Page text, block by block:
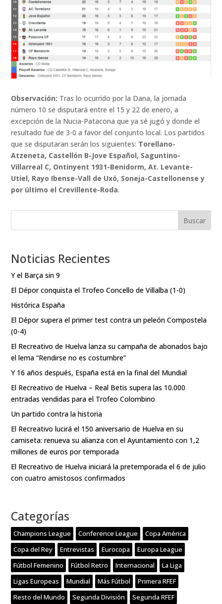
Observación: Tras lo ocurrido por la Dana, la jornada
número 10 se disputará entre el 15 y 22 de enero, a
excepción de la Nucia-Patacona que ya sé jugó y donde el
resultado fue de 3-0 a favor del conjunto local. Los partidos
que se disputaran serán los siguientes: Torellano-
Atzeneta, Castellón B-Jove Español, Saguntino-
Villarreal C, Ontinyent 1931-Benidorm, At. Levante-
Utiel, Rayo Ibense-Vall de Uxó, Soneja-Castellonense y
por último el Crevillente-Roda.
Buscar
Noticias Recientes
Y el Barça sin 9
El Dépor conquista el Trofeo Concello de Villalba (1-0)
Histórica España
El Dépor supera el primer test contra un peleón Compostela
(0-4)
El Recreativo de Huelva lanza su campaña de abonados bajo
el lema “Rendirse no es costumbre”
Y 16 años después, España está en la final del Mundial
El Recreativo de Huelva – Real Betis supera las 10.000
entradas vendidas para el Trofeo Colombino
Un partido contra la historia
El Recreativo lucirá el 150 aniversario de Huelva en su
camiseta: renueva su alianza con el Ayuntamiento con 1,2
millones de euros por temporada
El Recreativo de Huelva iniciará la pretemporada el 6 de julio
con cuatro amistosos confirmados
Categorías
Champions League Conference League
Copa América
Copa del Rey
Entrevistas Eurocopa
Europa League
Fútbol Femenino
Fútbol Retro Internacional
La Liga
Ligas Europeas
Mundial Más Fútbol
Primera RFEF
Resto del Mundo
Segunda División
Segunda RFEF